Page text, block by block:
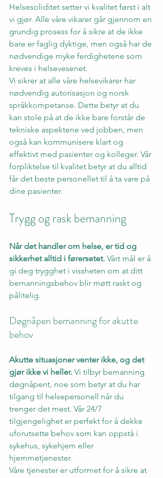
Helsesoliditet setter vi kvalitet først i alt
vi gjør. Alle våre vikarer går gjennom en
grundig prosess for å sikre at de ikke
bare er faglig dyktige, men også har de
nødvendige myke ferdighetene som
kreves i helsevesenet.
Vi sikrer at alle våre helsevikarer har
nødvendig autorisasjon og norsk
språkkompetanse. Dette betyr at du
kan stole på at de ikke bare forstår de
tekniske aspektene ved jobben, men
også kan kommunisere klart og
effektivt med pasienter og kolleger. Vår
forpliktelse til kvalitet betyr at du alltid
får det beste personellet til å ta vare på
dine pasienter.
Trygg og rask bemanning
Når det handler om helse, er tid og
sikkerhet alltid i førersetet. Vårt mål er å
gi deg trygghet i vissheten om at ditt
bemanningsbehov blir møtt raskt og
pålitelig.
Døgnåpen bemanning for akutte
behov
Akutte situasjoner venter ikke, og det
gjør ikke vi heller. Vi tilbyr bemanning
døgnåpent, noe som betyr at du har
tilgang til helsepersonell når du
trenger det mest. Vår 24/7
tilgjengelighet er perfekt for å dekke
uforutsette behov som kan oppstå i
sykehus, sykehjem eller
hjemmetjenester.
Våre tjenester er utformet for å sikre at